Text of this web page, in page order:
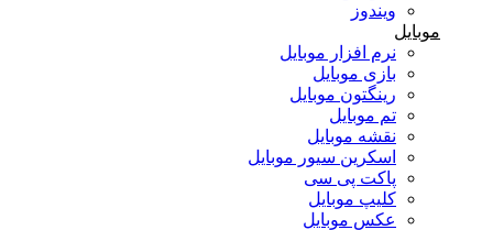
ویندوز
موبایل
نرم افزار موبایل
بازی موبایل
رینگتون موبایل
تم موبایل
نقشه موبایل
اسکرین سیور موبایل
پاکت پی سی
کلیپ موبایل
عکس موبایل